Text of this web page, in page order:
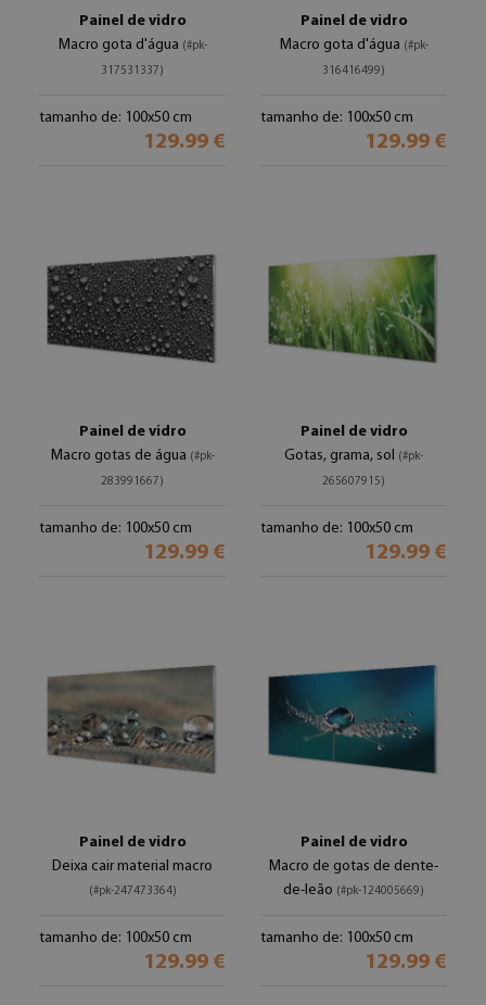
Painel de vidro
Macro gota d'água (#pk-
317531337)
tamanho de: 100x50 cm
129.99 €
Painel de vidro
Macro gota d'água (#pk-
316416499)
tamanho de: 100x50 cm
129.99 €
Painel de vidro
Macro gotas de água (#pk-
283991667)
tamanho de: 100x50 cm
129.99 €
Painel de vidro
Gotas, grama, sol (#pk-
265607915)
tamanho de: 100x50 cm
129.99 €
Painel de vidro
Deixa cair material macro
(#pk-247473364)
tamanho de: 100x50 cm
129.99 €
Painel de vidro
Macro de gotas de dente-
de-leão (#pk-124005669)
tamanho de: 100x50 cm
129.99 €